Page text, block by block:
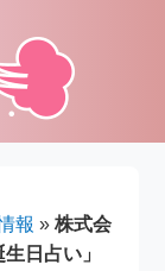
報 »株式会
日占い」